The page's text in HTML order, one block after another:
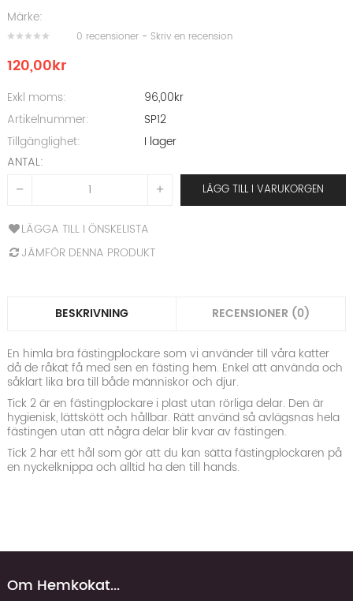
Märke:
0 recensioner - Skriv en recension
120,00kr
Exkl moms:
96,00kr
Artikelnummer:
SP12
Tillgänglighet:
I lager
ANTAL:
LÄGG TILL I VARUKORGEN
LÄGGA TILL I ÖNSKELISTA
JÄMFÖR DENNA PRODUKT
BESKRIVNING RECENSIONER (0)
En himla bra fästingplockare som vi använder till våra katter
då de råkat få med sen en fästing hem. Enkel att använda och
såklart lika bra till både människor och djur.
Tick 2 är en fästingplockare i plast utan rörliga delar. Den är
hygienisk, lättskött och hållbar. Rätt använd så avlägsnas hela
fästingen utan att några delar blir kvar av fästingen.
Tick 2 har ett hål som gör att du kan sätta fästingplockaren på
en nyckelknippa och alltid ha den till hands.
Om Hemkokat...